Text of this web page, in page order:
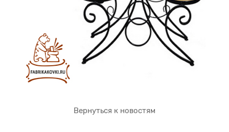
Вернуться к новостям